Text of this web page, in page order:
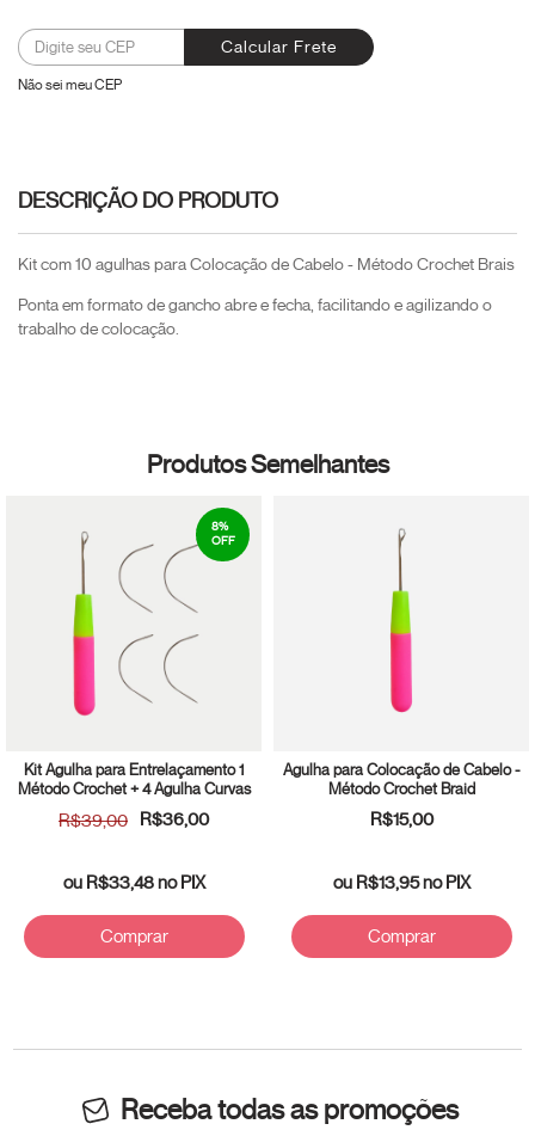
Entregas para o CEP:
Calcular Frete
Não sei meu CEP
DESCRIÇÃO DO PRODUTO
Kit com 10 agulhas para Colocação de Cabelo - Método Crochet Brais
Ponta em formato de gancho abre e fecha, facilitando e agilizando o
trabalho de colocação.
Produtos Semelhantes
8%
OFF
Kit Agulha para Entrelaçamento 1
Método Crochet + 4 Agulha Curvas
R$39,00 R$36,00
ou R$33,48no PIX
Comprar
Agulha para Colocação de Cabelo -
Método Crochet Braid
R$15,00
ou R$13,95no PIX
Comprar
Receba todas as promoções